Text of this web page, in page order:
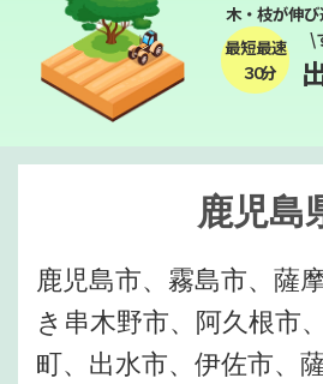
木・枝が伸
最短最速
３０分
\
鹿児島
鹿児島市、霧島市、薩
き串木野市、阿久根市
町、出水市、伊佐市、